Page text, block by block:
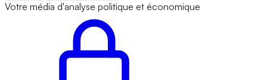
Votre média d'analyse politique et économique